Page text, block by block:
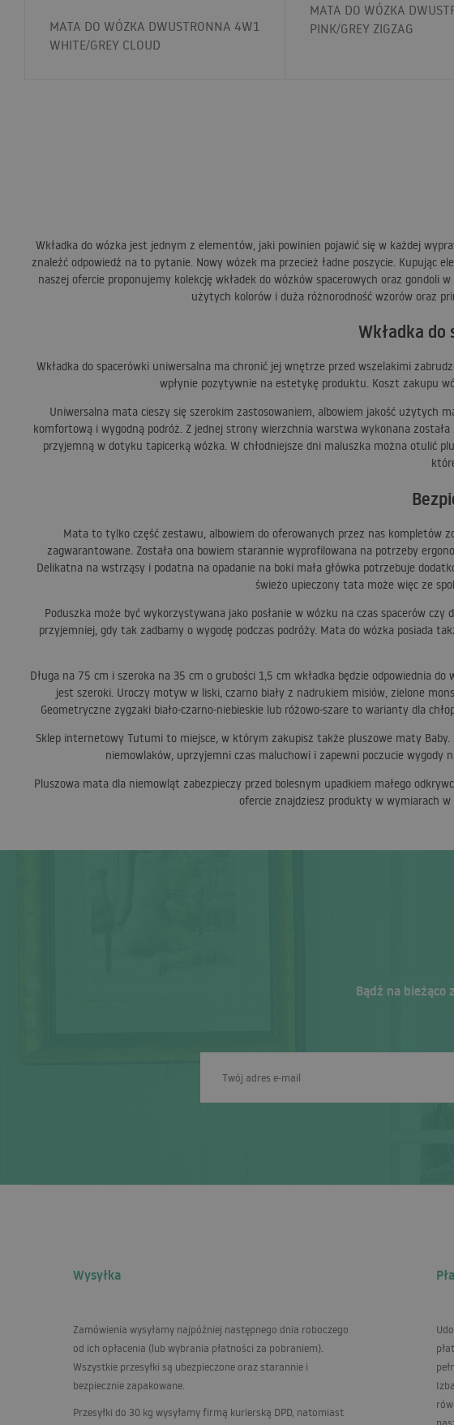
MATA DO WÓZKA DWUSTRONNA 4W1
WHITE/GREY CLOUD
MATA DO WÓZKA
PINK/GREY ZIGZAG
Wkładka do wózka jest jednym z elementów, jaki powinien pojawić się w każdej
znaleźć odpowiedź na to pytanie. Nowy wózek ma przecież ładne poszycie. Kupując
naszej ofercie proponujemy kolekcję wkładek do wózków spacerowych oraz
użytych kolorów i duża różnorodność wzorów oraz
Wkładka
Wkładka do spacerówki uniwersalna ma chronić jej wnętrze przed wszelakimi
wpłynie pozytywnie na estetykę produktu. Koszt zakupu
Uniwersalna mata cieszy się szerokim zastosowaniem, albowiem jakość użytych
komfortową i wygodną podróż. Z jednej strony wierzchnia warstwa wykonana
przyjemną w dotyku tapicerką wózka. W chłodniejsze dni maluszka można otulić
Mata to tylko część zestawu, albowiem do oferowanych przez nas kompletów
zagwarantowane. Została ona bowiem starannie wyprofilowana na potrzeby
Delikatna na wstrząsy i podatna na opadanie na boki mała główka potrzebuje
świeżo upieczony tata może więc ze
Poduszka może być wykorzystywana jako posłanie w wózku na czas spacerów
przyjemniej, gdy tak zadbamy o wygodę podczas podróży. Mata do wózka posiada
Długa na 75 cm i szeroka na 35 cm o grubości 1,5 cm wkładka będzie odpowiednia
jest szeroki. Uroczy motyw w liski, czarno biały z nadrukiem misiów, zielone
Geometryczne zygzaki biało-czarno-niebieskie lub różowo-szare to warianty dla
Sklep internetowy Tutumi to miejsce, w którym zakupisz także pluszowe maty Baby.
niemowlaków, uprzyjemni czas maluchowi i zapewni poczucie
Pluszowa mata dla niemowląt zabezpieczy przed bolesnym upadkiem małego
ofercie znajdziesz produkty w wymiarach
Bądź na
Wysyłka
Zamówienia wysyłamy najpóźniej następnego dnia roboczego
od ich opłacenia (lub wybrania płatności za pobraniem).
Wszystkie przesyłki są ubezpieczone oraz starannie i
bezpiecznie zapakowane.
Przesyłki do 30 kg wysyłamy firmą kurierską DPD, natomiast